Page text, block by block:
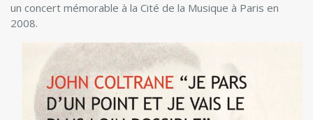
un concert mémorable à la Cité de la Musique à Paris en
2008.